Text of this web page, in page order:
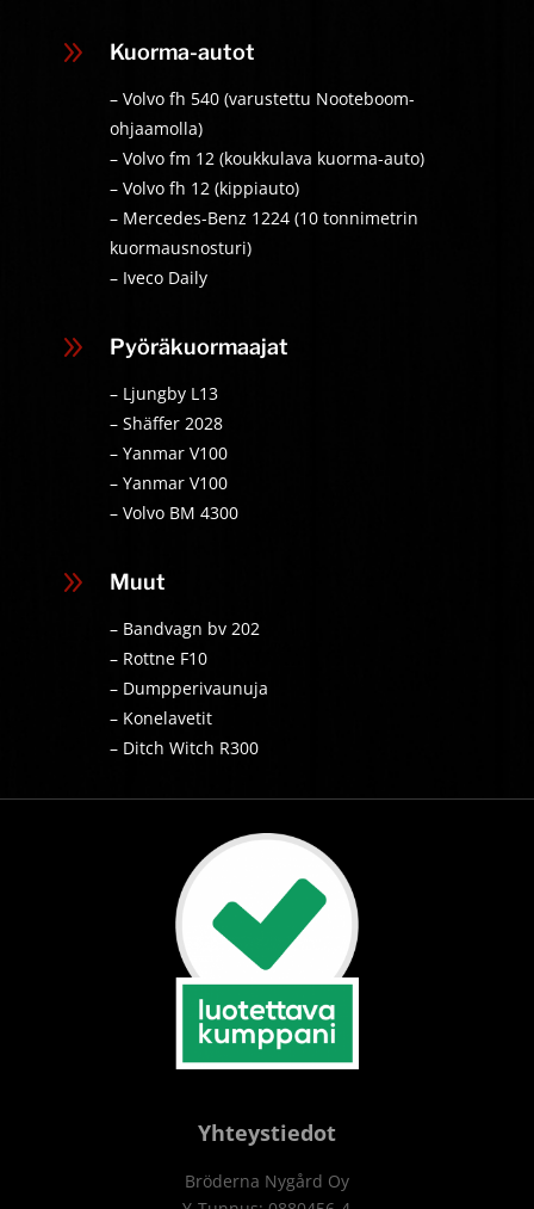
9 Kuorma-autot
– Volvo fh 540 (varustettu Nooteboom-
ohjaamolla)
– Volvo fm 12 (koukkulava kuorma-auto)
– Volvo fh 12 (kippiauto)
– Mercedes-Benz 1224 (10 tonnimetrin
kuormausnosturi)
– Iveco Daily
9 Pyöräkuormaajat
– Ljungby L13
– Shäffer 2028
– Yanmar V100
– Yanmar V100
– Volvo BM 4300
9 Muut
– Bandvagn bv 202
– Rottne F10
– Dumpperivaunuja
– Konelavetit
– Ditch Witch R300
Yhteystiedot
Bröderna Nygård Oy